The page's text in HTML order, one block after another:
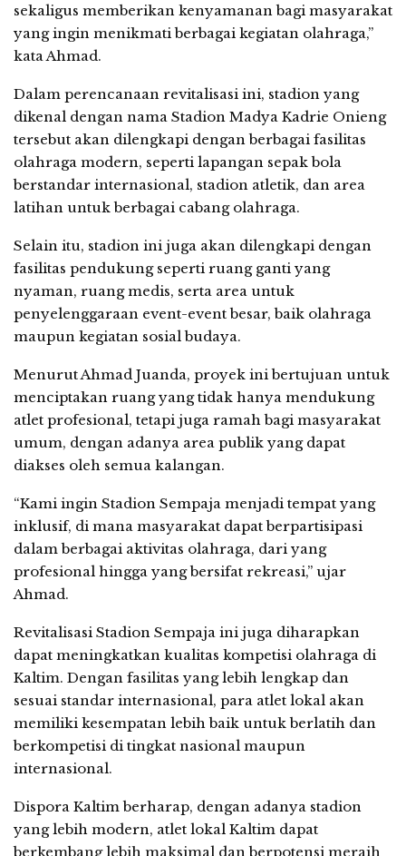
sekaligus memberikan kenyamanan bagi masyarakat
yang ingin menikmati berbagai kegiatan olahraga,”
kata Ahmad.
Dalam perencanaan revitalisasi ini, stadion yang
dikenal dengan nama Stadion Madya Kadrie Onieng
tersebut akan dilengkapi dengan berbagai fasilitas
olahraga modern, seperti lapangan sepak bola
berstandar internasional, stadion atletik, dan area
latihan untuk berbagai cabang olahraga.
Selain itu, stadion ini juga akan dilengkapi dengan
fasilitas pendukung seperti ruang ganti yang
nyaman, ruang medis, serta area untuk
penyelenggaraan event-event besar, baik olahraga
maupun kegiatan sosial budaya.
Menurut Ahmad Juanda, proyek ini bertujuan untuk
menciptakan ruang yang tidak hanya mendukung
atlet profesional, tetapi juga ramah bagi masyarakat
umum, dengan adanya area publik yang dapat
diakses oleh semua kalangan.
“Kami ingin Stadion Sempaja menjadi tempat yang
inklusif, di mana masyarakat dapat berpartisipasi
dalam berbagai aktivitas olahraga, dari yang
profesional hingga yang bersifat rekreasi,” ujar
Ahmad.
Revitalisasi Stadion Sempaja ini juga diharapkan
dapat meningkatkan kualitas kompetisi olahraga di
Kaltim. Dengan fasilitas yang lebih lengkap dan
sesuai standar internasional, para atlet lokal akan
memiliki kesempatan lebih baik untuk berlatih dan
berkompetisi di tingkat nasional maupun
internasional.
Dispora Kaltim berharap, dengan adanya stadion
yang lebih modern, atlet lokal Kaltim dapat
berkembang lebih maksimal dan berpotensi meraih